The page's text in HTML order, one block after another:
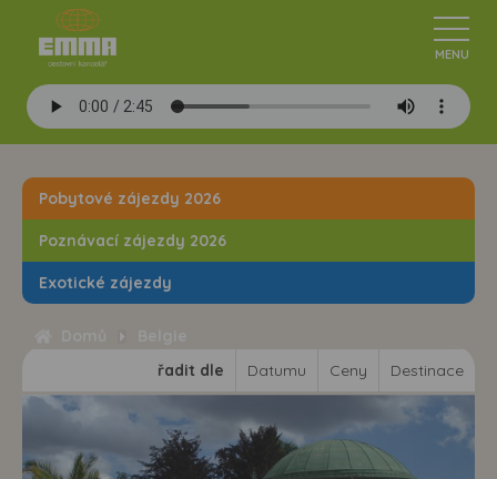
Pobytové zájezdy 2026
Poznávací zájezdy 2026
Exotické zájezdy
řadit dle
Datumu Ceny Destinace